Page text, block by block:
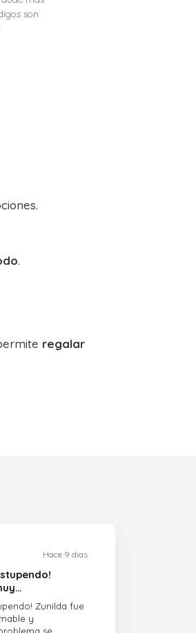
son
.
regalar
Hace 9 dias
Zunilda fue
y